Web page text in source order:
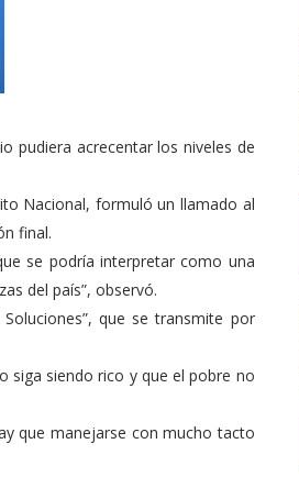
pudiera acrecentar los niveles de
Nacional, formuló un llamado al
final.
se podría interpretar como una
del país”, observó.
que se transmite por
siga siendo rico y que el pobre no
que manejarse con mucho tacto